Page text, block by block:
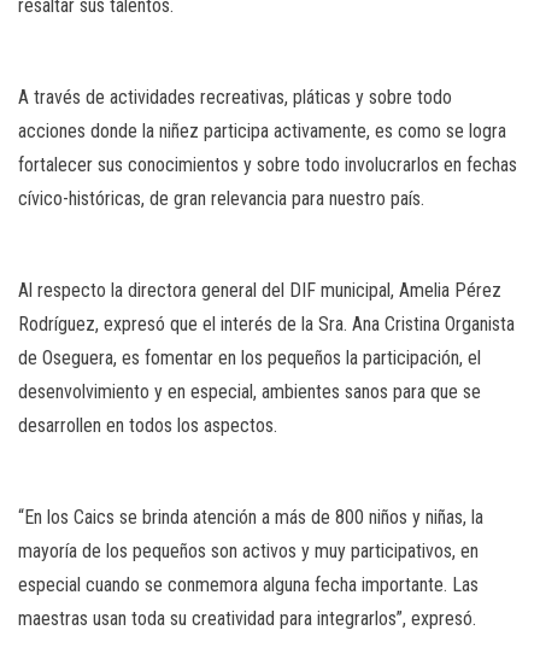
resaltar sus talentos.
A través de actividades recreativas, pláticas y sobre todo
acciones donde la niñez participa activamente, es como se logra
fortalecer sus conocimientos y sobre todo involucrarlos en fechas
cívico-históricas, de gran relevancia para nuestro país.
Al respecto la directora general del DIF municipal, Amelia Pérez
Rodríguez, expresó que el interés de la Sra. Ana Cristina Organista
de Oseguera, es fomentar en los pequeños la participación, el
desenvolvimiento y en especial, ambientes sanos para que se
desarrollen en todos los aspectos.
“En los Caics se brinda atención a más de 800 niños y niñas, la
mayoría de los pequeños son activos y muy participativos, en
especial cuando se conmemora alguna fecha importante. Las
maestras usan toda su creatividad para integrarlos”, expresó.